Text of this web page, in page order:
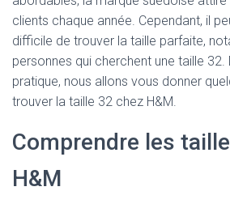
clients chaque année. Cependant, il
difficile de trouver la taille parfaite,
personnes qui cherchent une taille 32.
pratique, nous allons vous donner
trouver la taille 32 chez H&M.
Comprendre les
H&M